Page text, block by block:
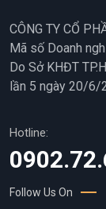
CÔNG TY CỔ
Mã số Doanh
Do Sở KHĐT
lần 5 ngày 20/6/
Hotline:
Follow Us On